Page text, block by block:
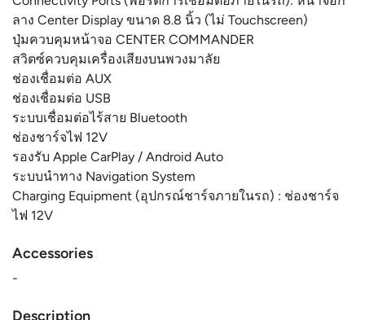
ลาง Center Display ขนาด 8.8 นิ้ว (ไม่ Touchscreen)
ปุ่มควบคุมหน้าจอ CENTER COMMANDER
สวิตซ์ควบคุมเครื่องเสียงบนพวงมาลัย
ช่องเชื่อมต่อ AUX
ช่องเชื่อมต่อ USB
ระบบเชื่อมต่อไร้สาย Bluetooth
ช่องชาร์จไฟ 12V
รองรับ Apple CarPlay / Android Auto
ระบบนำทาง Navigation System
Charging Equipment (อุปกรณ์ชาร์จภายในรถ) : ช่องชาร์จ
ไฟ 12V
Accessories
-
Description